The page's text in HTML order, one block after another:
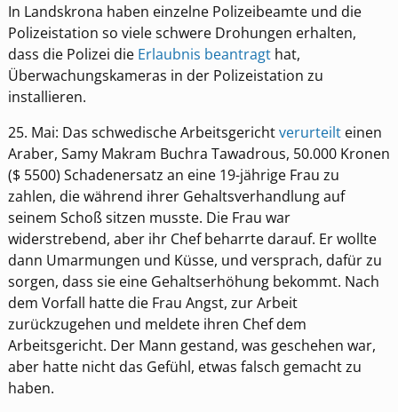
In Landskrona haben einzelne Polizeibeamte und die
Polizeistation so viele schwere Drohungen erhalten,
dass die Polizei die Erlaubnis beantragthat,
Überwachungskameras in der Polizeistation zu
installieren.
25. Mai: Das schwedische Arbeitsgerichtverurteilteinen
Araber, Samy Makram Buchra Tawadrous, 50.000 Kronen
($ 5500) Schadenersatz an eine 19-jährige Frau zu
zahlen, die während ihrer Gehaltsverhandlung auf
seinem Schoß sitzen musste. Die Frau war
widerstrebend, aber ihr Chef beharrte darauf. Er wollte
dann Umarmungen und Küsse, und versprach, dafür zu
sorgen, dass sie eine Gehaltserhöhung bekommt. Nach
dem Vorfall hatte die Frau Angst, zur Arbeit
zurückzugehen und meldete ihren Chef dem
Arbeitsgericht. Der Mann gestand, was geschehen war,
aber hatte nicht das Gefühl, etwas falsch gemacht zu
haben.